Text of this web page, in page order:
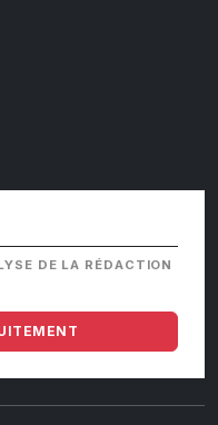
DE LA RÉDACTION